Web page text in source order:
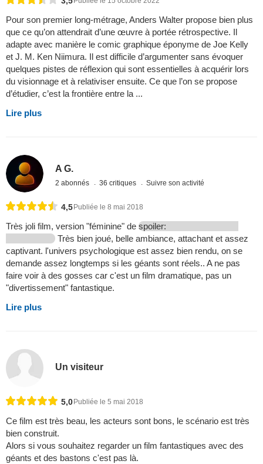
Pour son premier long-métrage, Anders Walter propose bien plus
que ce qu’on attendrait d’une œuvre à portée rétrospective. Il
adapte avec manière le comic graphique éponyme de Joe Kelly
et J. M. Ken Niimura. Il est difficile d’argumenter sans évoquer
quelques pistes de réflexion qui sont essentielles à acquérir lors
du visionnage et à relativiser ensuite. Ce que l’on se propose
d’étudier, c’est la frontière entre la ...
Lire plus
A G.
2 abonnés 36 critiques Suivre son activité
4,5 Publiée le 8 mai 2018
Très joli film, version "féminine" de spoiler:
Très bien joué, belle ambiance, attachant et assez
captivant. l'univers psychologique est assez bien rendu, on se
demande assez longtemps si les géants sont réels.. A ne pas
faire voir à des gosses car c'est un film dramatique, pas un
"divertissement" fantastique.
Lire plus
Un visiteur
5,0Publiée le 5 mai 2018
Ce film est très beau, les acteurs sont bons, le scénario est très
bien construit.
Alors si vous souhaitez regarder un film fantastiques avec des
géants et des bastons c'est pas là.